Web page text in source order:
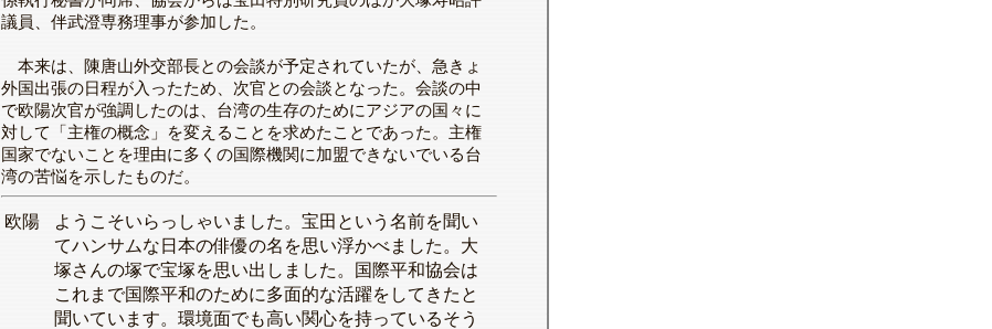
議員、伴武澄専務理事が参加した。
本来は、陳唐山外交部長との会談が予定されていたが、急きょ
外国出張の日程が入ったため、次官との会談となった。会談の中
で欧陽次官が強調したのは、台湾の生存のためにアジアの国々に
対して「主権の概念」を変えることを求めたことであった。主権
国家でないことを理由に多くの国際機関に加盟できないでいる台
湾の苦悩を示したものだ。
欧陽
ようこそいらっしゃいました。宝田という名前を聞い
てハンサムな日本の俳優の名を思い浮かべました。大
塚さんの塚で宝塚を思い出しました。国際平和協会は
これまで国際平和のために多面的な活躍をしてきたと
聞いています。環境面でも高い関心を持っているそう